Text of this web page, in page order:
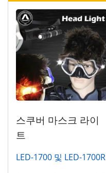
스쿠버 마스크 라이
트
LED-1700 및 LED-1700R